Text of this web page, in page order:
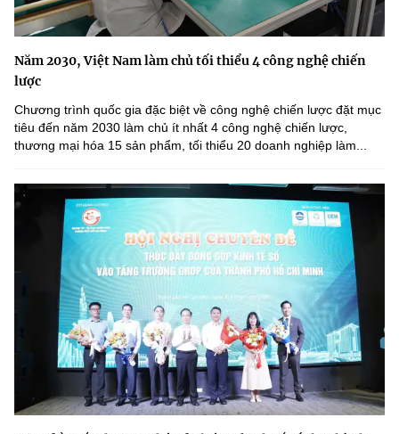
Năm 2030, Việt Nam làm chủ tối thiểu 4 công nghệ chiến
lược
Chương trình quốc gia đặc biệt về công nghệ chiến lược đặt mục
tiêu đến năm 2030 làm chủ ít nhất 4 công nghệ chiến lược,
thương mại hóa 15 sản phẩm, tối thiểu 20 doanh nghiệp làm...